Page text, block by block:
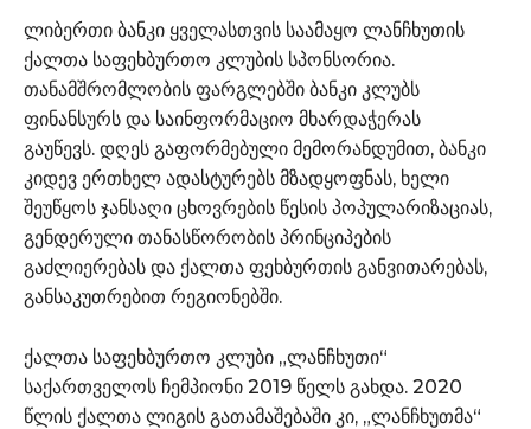
ლიბერთი ბანკი ყველასთვის საამაყო ლანჩხუთის
ქალთა საფეხბურთო კლუბის სპონსორია.
თანამშრომლობის ფარგლებში ბანკი კლუბს
ფინანსურს და საინფორმაციო მხარდაჭერას
გაუწევს. დღეს გაფორმებული მემორანდუმით, ბანკი
კიდევ ერთხელ ადასტურებს მზადყოფნას, ხელი
შეუწყოს ჯანსაღი ცხოვრების წესის პოპულარიზაციას,
გენდერული თანასწორობის პრინციპების
გაძლიერებას და ქალთა ფეხბურთის განვითარებას,
განსაკუთრებით რეგიონებში.
ქალთა საფეხბურთო კლუბი „ლანჩხუთი“
საქართველოს ჩემპიონი 2019 წელს გახდა. 2020
წლის ქალთა ლიგის გათამაშებაში კი, „ლანჩხუთმა“